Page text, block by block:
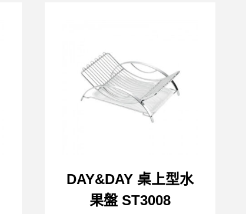
DAY&DAY 桌上型水
果盤 ST3008